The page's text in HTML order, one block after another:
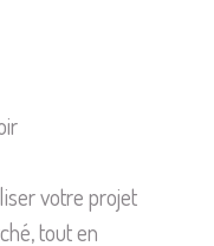
votre projet
tout en